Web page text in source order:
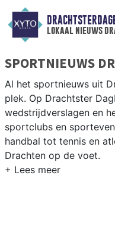
lokaal nieuws
SPORTNIEUWS
Al het sportnieuws uit
plek. Op Drachtster
wedstrijdverslagen en
sportclubs en
handbal tot tennis en
Drachten op de voet.